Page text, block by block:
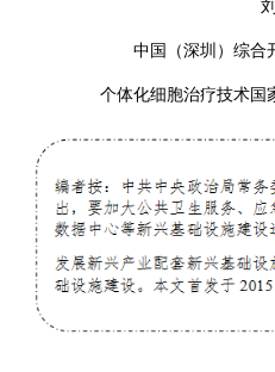
中国（深圳）综合
个体化细胞治疗技术国